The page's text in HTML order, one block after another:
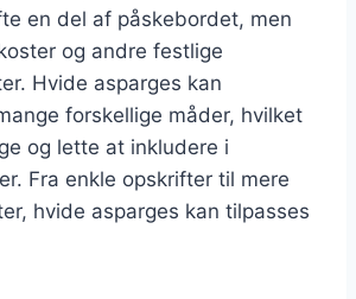
en del af påskebordet, men
og andre festlige
Hvide asparges kan
forskellige måder, hvilket
og lette at inkludere i
Fra enkle opskrifter til mere
hvide asparges kan tilpasses